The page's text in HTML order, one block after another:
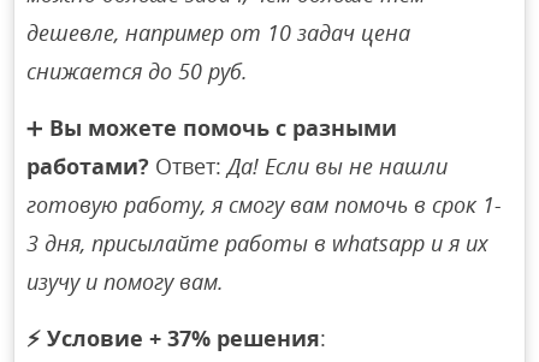
дешевле, например от 10 задач цена
снижается до 50 руб.
➕ Вы можете помочь с разными
работами? Ответ:Да! Если вы не нашли
готовую работу, я смогу вам помочь в срок 1-
3 дня, присылайте работы в whatsapp и я их
изучу и помогу вам.
⚡ Условие + 37% решения: